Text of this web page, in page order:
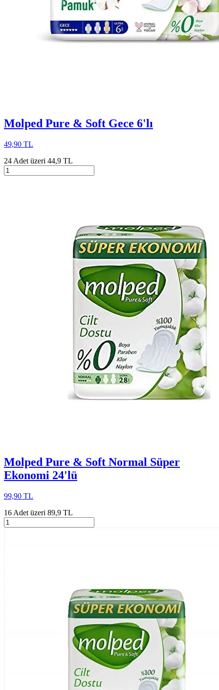
Molped Pure & Soft Gece 6'lı
49,90 TL
24 Adet üzeri 44,9 TL
Molped Pure & Soft Normal Süper
Ekonomi 24'lü
99,90 TL
16 Adet üzeri 89,9 TL